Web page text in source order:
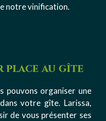
notre vinification.
place au gîte
pouvons organiser une
votre gîte. Larissa,
de vous présenter ses